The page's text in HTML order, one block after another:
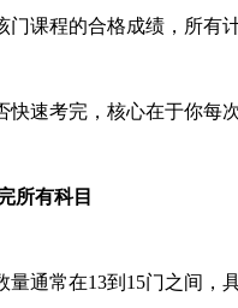
程的合格成绩，所有
考完，核心在于你每次
所有科目
常在13到15门之间，具